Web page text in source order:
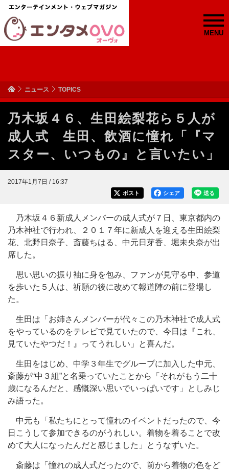
MENU
ニュース TOPICS
乃木坂４６、生田絵梨花ら５人が
成人式 生田、飲酒に憧れ「『マ
スター、いつもの』と言いたい」
2017年1月7日 / 16:37
送る
シェア
ポスト
乃木坂４６新成人メンバーの成人式が７日、東京都内の
乃木神社で行われ、２０１７年に新成人を迎える生田絵梨
花、北野日奈子、斎藤ちはる、中元日芽香、堀未央奈が出
席した。
思い思いの振り袖に身を包み、ファンが見守る中、参道
を歩いた５人は、祈願の後に改めて報道陣の前に登場し
た。
生田は「お姉さんメンバーが代々この乃木神社で成人式
をやっているのをテレビで見ていたので、今日は『これ、
見ていたやつだ！』ってうれしい」と喜んだ。
生田をはじめ、中学３年生でグループに加入した中元、
斎藤が“中３組”と名乗っていたことから「それがもう二十
歳になるんだと、感慨深い思いでいっぱいです」としみじ
み語った。
中元も「私たちにとって憧れのイベントだったので、今
日こうして参加できるのがうれしい。着物を着ることで改
めて大人になったんだと感じました」とうなずいた。
斎藤は「憧れの成人式だったので、前から着物の色をど